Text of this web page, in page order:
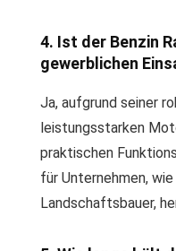
4. Ist der Benzin
gewerblichen
Ja, aufgrund seiner
leistungsstarken
praktischen
für Unternehmen,
Landschaftsbauer,